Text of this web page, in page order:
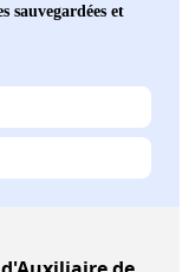
sauvegardées et